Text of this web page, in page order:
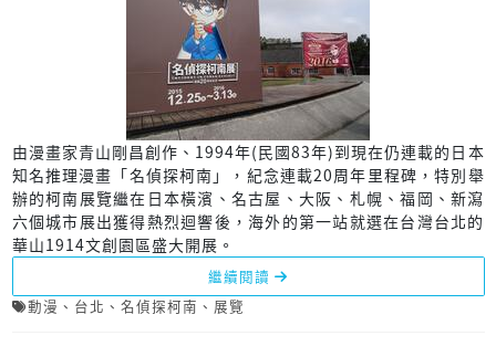
由漫畫家青山剛昌創作、1994年(民國83年)到現在仍連載的日本
知名推理漫畫「名偵探柯南」，紀念連載20周年里程碑，特別舉
辦的柯南展覽繼在日本橫濱、名古屋、大阪、札幌、福岡、新瀉
六個城市展出獲得熱烈迴響後，海外的第一站就選在台灣台北的
華山1914文創園區盛大開展。
繼續閱讀
動漫 、 台北 、 名偵探柯南 、 展覽